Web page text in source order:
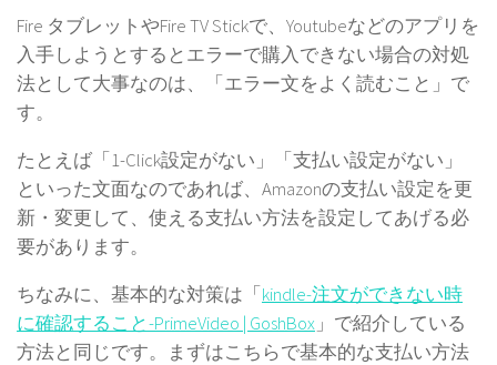
Fire タブレットやFire TV Stickで、Youtubeなどのアプリを
入手しようとするとエラーで購入できない場合の対処
法として大事なのは、「エラー文をよく読むこと」で
す。
たとえば「1-Click設定がない」「支払い設定がない」
といった文面なのであれば、Amazonの支払い設定を更
新・変更して、使える支払い方法を設定してあげる必
要があります。
ちなみに、基本的な対策は「 kindle-注文ができない時
に確認すること-PrimeVideo | GoshBox 」で紹介している
方法と同じです。まずはこちらで基本的な支払い方法